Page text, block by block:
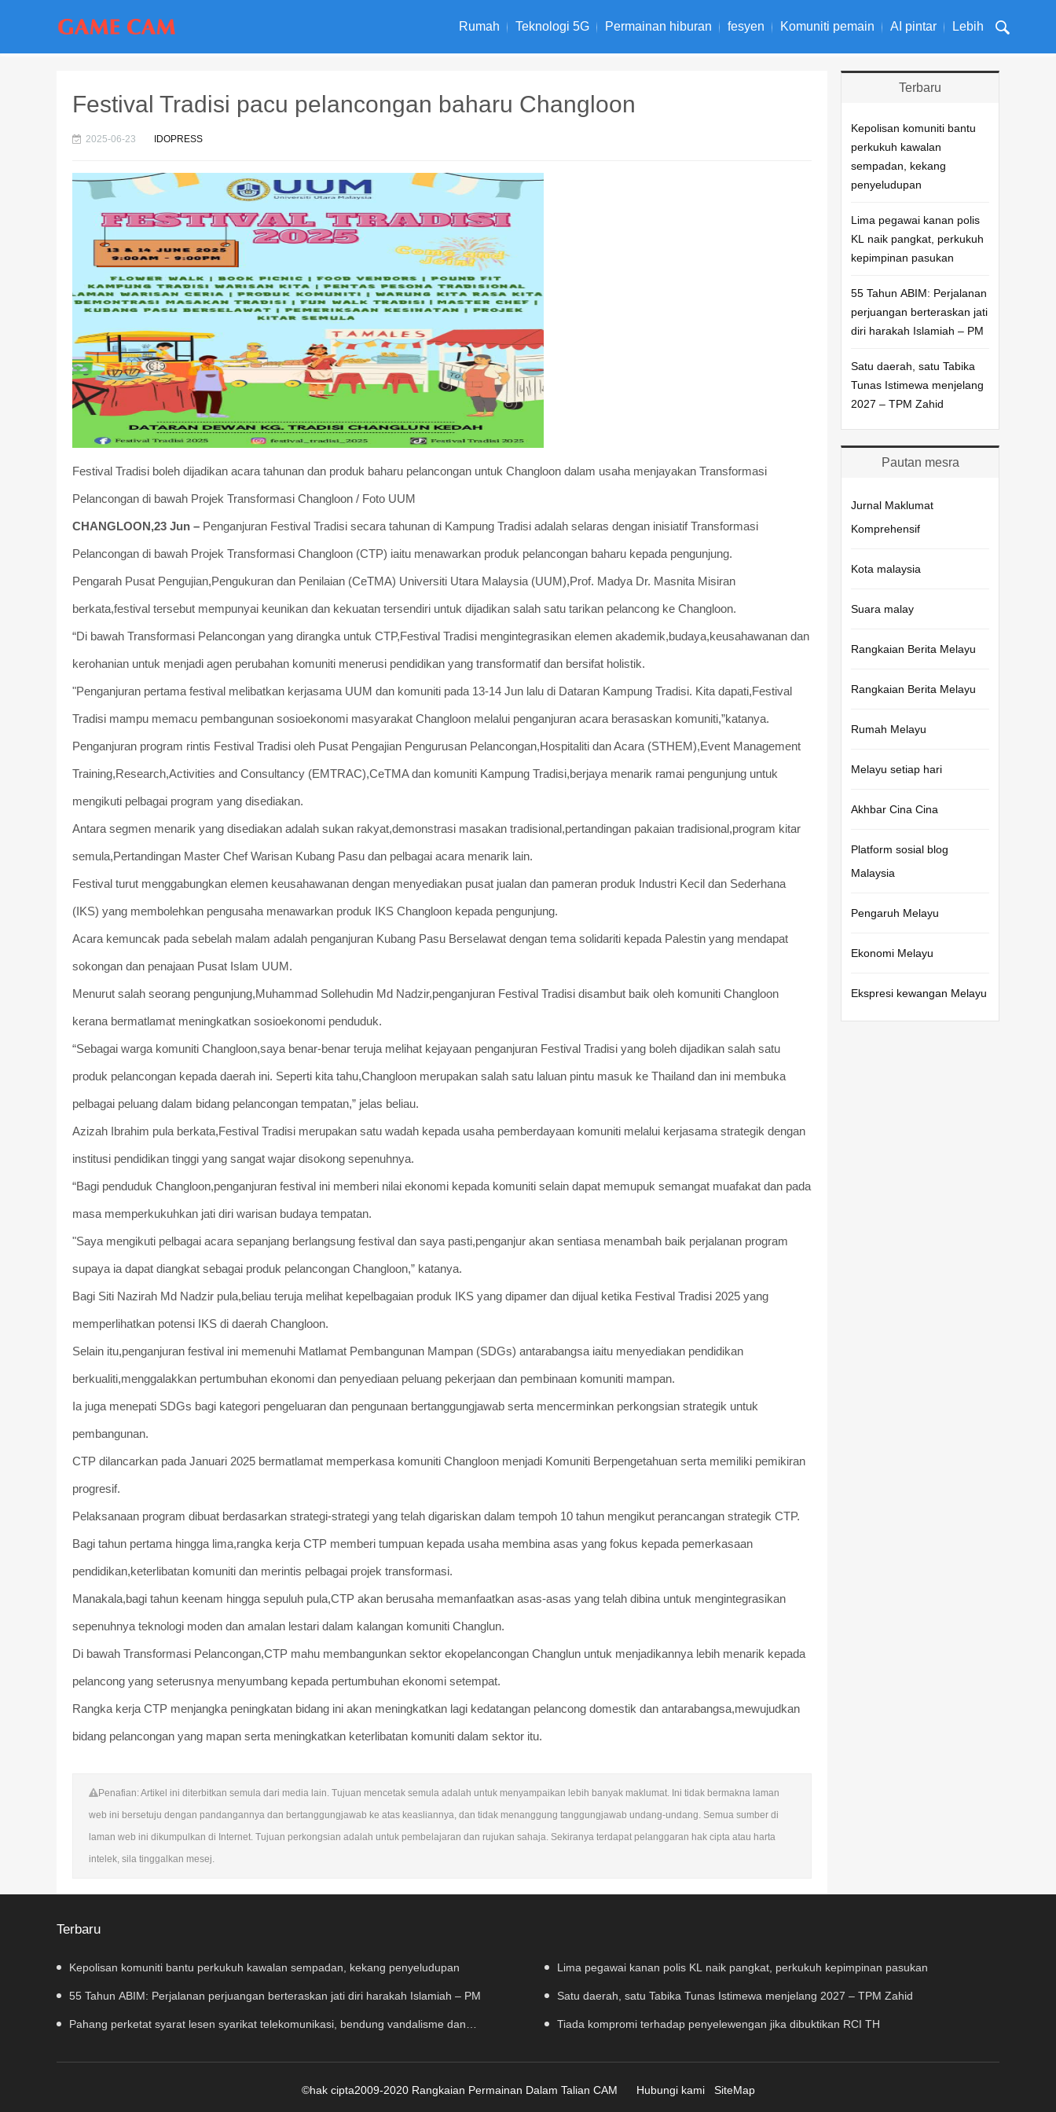
Rumah Teknologi 5G Permainan hiburan fesyen Komuniti pemain AI pintar Lebih
Festival Tradisi pacu pelancongan baharu Changloon
2025-06-23 IDOPRESS
Festival Tradisi boleh dijadikan acara tahunan dan produk baharu pelancongan untuk Changloon dalam usaha menjayakan Transformasi
Pelancongan di bawah Projek Transformasi Changloon / Foto UUM
CHANGLOON,23 Jun – Penganjuran Festival Tradisi secara tahunan di Kampung Tradisi adalah selaras dengan inisiatif Transformasi
Pelancongan di bawah Projek Transformasi Changloon (CTP) iaitu menawarkan produk pelancongan baharu kepada pengunjung.
Pengarah Pusat Pengujian,Pengukuran dan Penilaian (CeTMA) Universiti Utara Malaysia (UUM),Prof. Madya Dr. Masnita Misiran
berkata,festival tersebut mempunyai keunikan dan kekuatan tersendiri untuk dijadikan salah satu tarikan pelancong ke Changloon.
“Di bawah Transformasi Pelancongan yang dirangka untuk CTP,Festival Tradisi mengintegrasikan elemen akademik,budaya,keusahawanan dan
kerohanian untuk menjadi agen perubahan komuniti menerusi pendidikan yang transformatif dan bersifat holistik.
"Penganjuran pertama festival melibatkan kerjasama UUM dan komuniti pada 13-14 Jun lalu di Dataran Kampung Tradisi. Kita dapati,Festival
Tradisi mampu memacu pembangunan sosioekonomi masyarakat Changloon melalui penganjuran acara berasaskan komuniti,”katanya.
Penganjuran program rintis Festival Tradisi oleh Pusat Pengajian Pengurusan Pelancongan,Hospitaliti dan Acara (STHEM),Event Management
Training,Research,Activities and Consultancy (EMTRAC),CeTMA dan komuniti Kampung Tradisi,berjaya menarik ramai pengunjung untuk
mengikuti pelbagai program yang disediakan.
Antara segmen menarik yang disediakan adalah sukan rakyat,demonstrasi masakan tradisional,pertandingan pakaian tradisional,program kitar
semula,Pertandingan Master Chef Warisan Kubang Pasu dan pelbagai acara menarik lain.
Festival turut menggabungkan elemen keusahawanan dengan menyediakan pusat jualan dan pameran produk Industri Kecil dan Sederhana
(IKS) yang membolehkan pengusaha menawarkan produk IKS Changloon kepada pengunjung.
Acara kemuncak pada sebelah malam adalah penganjuran Kubang Pasu Berselawat dengan tema solidariti kepada Palestin yang mendapat
sokongan dan penajaan Pusat Islam UUM.
Menurut salah seorang pengunjung,Muhammad Sollehudin Md Nadzir,penganjuran Festival Tradisi disambut baik oleh komuniti Changloon
kerana bermatlamat meningkatkan sosioekonomi penduduk.
“Sebagai warga komuniti Changloon,saya benar-benar teruja melihat kejayaan penganjuran Festival Tradisi yang boleh dijadikan salah satu
produk pelancongan kepada daerah ini. Seperti kita tahu,Changloon merupakan salah satu laluan pintu masuk ke Thailand dan ini membuka
pelbagai peluang dalam bidang pelancongan tempatan,” jelas beliau.
Azizah Ibrahim pula berkata,Festival Tradisi merupakan satu wadah kepada usaha pemberdayaan komuniti melalui kerjasama strategik dengan
institusi pendidikan tinggi yang sangat wajar disokong sepenuhnya.
“Bagi penduduk Changloon,penganjuran festival ini memberi nilai ekonomi kepada komuniti selain dapat memupuk semangat muafakat dan pada
masa memperkukuhkan jati diri warisan budaya tempatan.
"Saya mengikuti pelbagai acara sepanjang berlangsung festival dan saya pasti,penganjur akan sentiasa menambah baik perjalanan program
supaya ia dapat diangkat sebagai produk pelancongan Changloon,” katanya.
Bagi Siti Nazirah Md Nadzir pula,beliau teruja melihat kepelbagaian produk IKS yang dipamer dan dijual ketika Festival Tradisi 2025 yang
memperlihatkan potensi IKS di daerah Changloon.
Selain itu,penganjuran festival ini memenuhi Matlamat Pembangunan Mampan (SDGs) antarabangsa iaitu menyediakan pendidikan
berkualiti,menggalakkan pertumbuhan ekonomi dan penyediaan peluang pekerjaan dan pembinaan komuniti mampan.
Ia juga menepati SDGs bagi kategori pengeluaran dan pengunaan bertanggungjawab serta mencerminkan perkongsian strategik untuk
pembangunan.
CTP dilancarkan pada Januari 2025 bermatlamat memperkasa komuniti Changloon menjadi Komuniti Berpengetahuan serta memiliki pemikiran
progresif.
Pelaksanaan program dibuat berdasarkan strategi-strategi yang telah digariskan dalam tempoh 10 tahun mengikut perancangan strategik CTP.
Bagi tahun pertama hingga lima,rangka kerja CTP memberi tumpuan kepada usaha membina asas yang fokus kepada pemerkasaan
pendidikan,keterlibatan komuniti dan merintis pelbagai projek transformasi.
Manakala,bagi tahun keenam hingga sepuluh pula,CTP akan berusaha memanfaatkan asas-asas yang telah dibina untuk mengintegrasikan
sepenuhnya teknologi moden dan amalan lestari dalam kalangan komuniti Changlun.
Di bawah Transformasi Pelancongan,CTP mahu membangunkan sektor ekopelancongan Changlun untuk menjadikannya lebih menarik kepada
pelancong yang seterusnya menyumbang kepada pertumbuhan ekonomi setempat.
Rangka kerja CTP menjangka peningkatan bidang ini akan meningkatkan lagi kedatangan pelancong domestik dan antarabangsa,mewujudkan
bidang pelancongan yang mapan serta meningkatkan keterlibatan komuniti dalam sektor itu.
Penafian: Artikel ini diterbitkan semula dari media lain. Tujuan mencetak semula adalah untuk menyampaikan lebih banyak maklumat. Ini tidak bermakna laman
web ini bersetuju dengan pandangannya dan bertanggungjawab ke atas keasliannya, dan tidak menanggung tanggungjawab undang-undang. Semua sumber di
laman web ini dikumpulkan di Internet. Tujuan perkongsian adalah untuk pembelajaran dan rujukan sahaja. Sekiranya terdapat pelanggaran hak cipta atau harta
intelek, sila tinggalkan mesej.
Terbaru
Kepolisan komuniti bantu
perkukuh kawalan
sempadan, kekang
penyeludupan
Lima pegawai kanan polis
KL naik pangkat, perkukuh
kepimpinan pasukan
55 Tahun ABIM: Perjalanan
perjuangan berteraskan jati
diri harakah Islamiah – PM
Satu daerah, satu Tabika
Tunas Istimewa menjelang
2027 – TPM Zahid
Pautan mesra
Jurnal Maklumat
Komprehensif
Kota malaysia
Suara malay
Rangkaian Berita Melayu
Rangkaian Berita Melayu
Rumah Melayu
Melayu setiap hari
Akhbar Cina Cina
Platform sosial blog
Malaysia
Pengaruh Melayu
Ekonomi Melayu
Ekspresi kewangan Melayu
Terbaru
Kepolisan komuniti bantu perkukuh kawalan sempadan, kekang penyeludupan Lima pegawai kanan polis KL naik pangkat, perkukuh kepimpinan pasukan
55 Tahun ABIM: Perjalanan perjuangan berteraskan jati diri harakah Islamiah – PM Satu daerah, satu Tabika Tunas Istimewa menjelang 2027 – TPM Zahid
Pahang perketat syarat lesen syarikat telekomunikasi, bendung vandalisme dan Tiada kompromi terhadap penyelewengan jika dibuktikan RCI TH
©hak cipta2009-2020 Rangkaian Permainan Dalam Talian CAM Hubungi kami SiteMap